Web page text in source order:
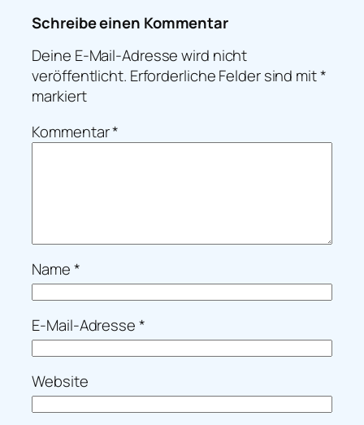
Schreibe einen Kommentar
Deine E-Mail-Adresse wird nicht
veröffentlicht. Erforderliche Felder sind mit*
markiert
Kommentar*
Name*
E-Mail-Adresse*
Website